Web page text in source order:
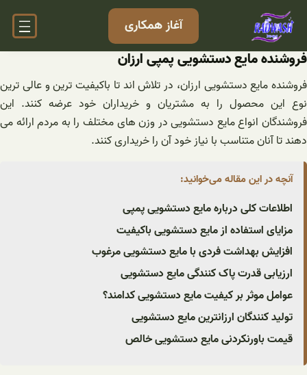
رفتن
آغاز همکاری
فروشنده مایع دستشویی پمپی ارزان
فروشنده مایع دستشویی ارزان، در تلاش اند تا باکیفیت ترین و عالی ترین
نوع این محصول را به مشتریان و خریداران خود عرضه کنند. این
فروشندگان انواع مایع دستشویی در وزن های مختلف را به مردم ارائه می
دهند تا آنان متناسب با نیاز خود آن را خریداری کنند.
آنچه در این مقاله می‌خوانید:
اطلاعات کلی درباره مایع دستشویی پمپی
مزایای استفاده از مایع دستشویی باکیفیت
افزایش بهداشت فردی با مایع دستشویی مرغوب
ارزیابی قدرت پاک کنندگی مایع دستشویی
عوامل موثر بر کیفیت مایع دستشویی کدامند؟
تولید کنندگان ارزانترین مایع دستشویی
قیمت باورنکردنی مایع دستشویی خالص